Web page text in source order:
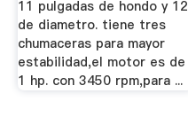
11 pulgadas de hondo y 12
de diametro. tiene tres
chumaceras para mayor
estabilidad,el motor es de
1 hp. con 3450 rpm,para ...